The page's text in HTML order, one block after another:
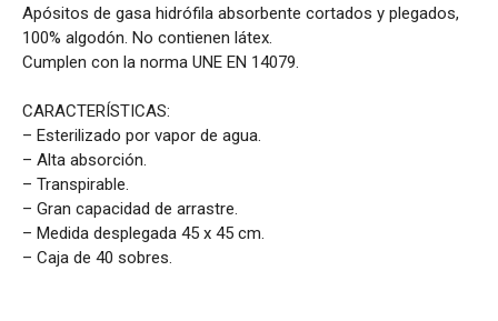
Apósitos de gasa hidrófila absorbente cortados y plegados,
100% algodón. No contienen látex.
Cumplen con la norma UNE EN 14079.
CARACTERÍSTICAS:
– Esterilizado por vapor de agua.
– Alta absorción.
– Transpirable.
– Gran capacidad de arrastre.
– Medida desplegada 45 x 45 cm.
– Caja de 40 sobres.